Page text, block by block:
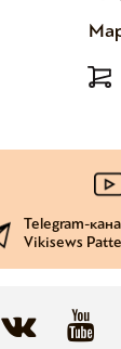
Telegram-
Vikisews